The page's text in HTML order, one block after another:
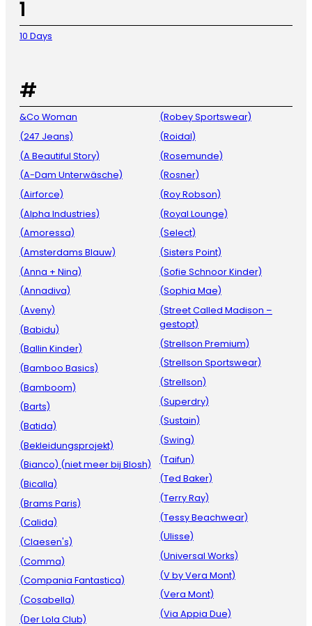
1
10 Days
#
&Co Woman
(247 Jeans)
(A Beautiful Story)
(A-Dam Unterwäsche)
(Airforce)
(Alpha Industries)
(Amoressa)
(Amsterdams Blauw)
(Anna + Nina)
(Annadiva)
(Aveny)
(Babidu)
(Ballin Kinder)
(Bamboo Basics)
(Bamboom)
(Barts)
(Batida)
(Bekleidungsprojekt)
(Bianco) (niet meer bij Blosh)
(Bicalla)
(Brams Paris)
(Calida)
(Claesen's)
(Comma)
(Compania Fantastica)
(Cosabella)
(Der Lola Club)
(Robey Sportswear)
(Roidal)
(Rosemunde)
(Rosner)
(Roy Robson)
(Royal Lounge)
(Select)
(Sisters Point)
(Sofie Schnoor Kinder)
(Sophia Mae)
(Street Called Madison –
gestopt)
(Strellson Premium)
(Strellson Sportswear)
(Strellson)
(Superdry)
(Sustain)
(Swing)
(Taifun)
(Ted Baker)
(Terry Ray)
(Tessy Beachwear)
(Ulisse)
(Universal Works)
(V by Vera Mont)
(Vera Mont)
(Via Appia Due)